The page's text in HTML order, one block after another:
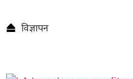
विज्ञापन